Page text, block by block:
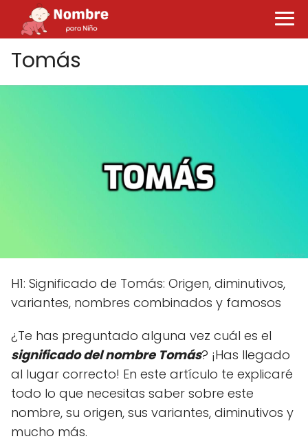
Tomás
H1: Significado de Tomás: Origen, diminutivos,
variantes, nombres combinados y famosos
¿Te has preguntado alguna vez cuál es el
significado del nombre Tomás? ¡Has llegado
al lugar correcto! En este artículo te explicaré
todo lo que necesitas saber sobre este
nombre, su origen, sus variantes, diminutivos y
mucho más.